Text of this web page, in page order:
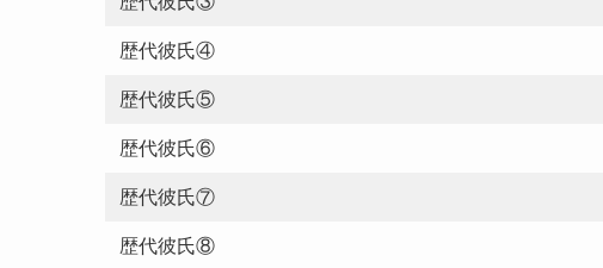
歴代彼氏④
歴代彼氏⑤
歴代彼氏⑥
歴代彼氏⑦
歴代彼氏⑧